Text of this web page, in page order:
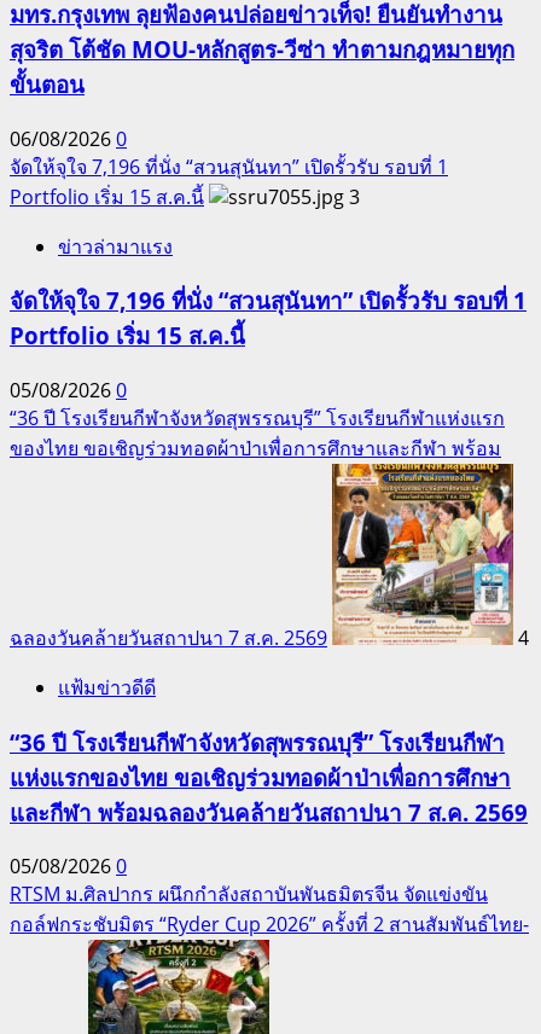
มทร.กรุงเทพ ลุยฟ้องคนปล่อยข่าวเท็จ! ยืนยันทำงาน
สุจริต โต้ชัด MOU-หลักสูตร-วีซ่า ทำตามกฎหมายทุก
ขั้นตอน
06/08/20260
จัดให้จุใจ 7,196 ที่นั่ง “สวนสุนันทา” เปิดรั้วรับ รอบที่ 1
Portfolio เริ่ม 15 ส.ค.นี้
3
ข่าวล่ามาแรง
จัดให้จุใจ 7,196 ที่นั่ง “สวนสุนันทา” เปิดรั้วรับ รอบที่ 1
Portfolio เริ่ม 15 ส.ค.นี้
05/08/20260
“36 ปี โรงเรียนกีฬาจังหวัดสุพรรณบุรี” โรงเรียนกีฬาแห่งแรก
ของไทย ขอเชิญร่วมทอดผ้าป่าเพื่อการศึกษาและกีฬา พร้อม
ฉลองวันคล้ายวันสถาปนา 7 ส.ค. 2569
4
แฟ้มข่าวดีดี
“36 ปี โรงเรียนกีฬาจังหวัดสุพรรณบุรี” โรงเรียนกีฬา
แห่งแรกของไทย ขอเชิญร่วมทอดผ้าป่าเพื่อการศึกษา
และกีฬา พร้อมฉลองวันคล้ายวันสถาปนา 7 ส.ค. 2569
05/08/20260
RTSM ม.ศิลปากร ผนึกกำลังสถาบันพันธมิตรจีน จัดแข่งขัน
กอล์ฟกระชับมิตร “Ryder Cup 2026” ครั้งที่ 2 สานสัมพันธ์ไทย-